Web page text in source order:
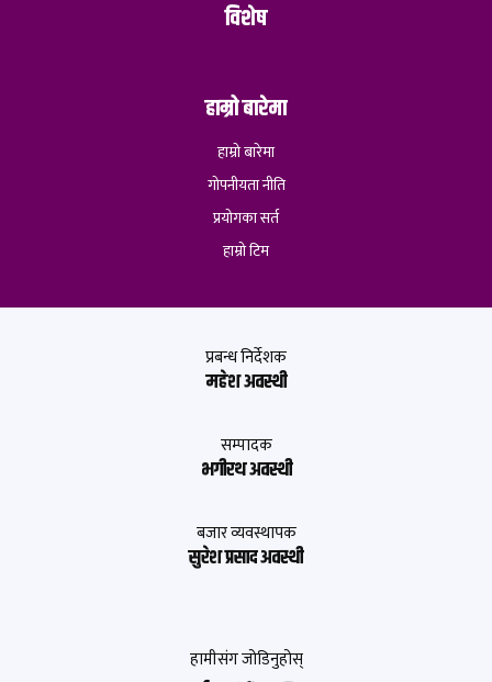
विशेष
हाम्रो बारेमा
हाम्रो बारेमा
गोपनीयता नीति
प्रयोगका सर्त
हाम्रो टिम
प्रबन्ध निर्देशक
महेश अवस्थी
सम्पादक
भगीरथ अवस्थी
बजार व्यवस्थापक
सुरेश प्रसाद अवस्थी
हामीसंग जोडिनुहोस्